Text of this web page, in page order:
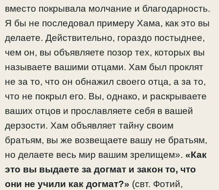
вместо покрывала молчание и благодарность.
Я бы не последовал примеру Хама, как это вы
делаете. Действительно, гораздо постыднее,
чем он, вы объявляете позор тех, которых вы
называете вашими отцами. Хам был проклят
не за то, что он обнажил своего отца, а за то,
что не покрыл его. Вы, однако, и раскрываете
ваших отцов и прославляете себя в вашей
дерзости. Хам объявляет тайну своим
братьям, вы же возвещаете вашу не братьям,
но делаете весь мир вашим зрелищем». «Как
это вы выдаете за догмат и закон то, что
они не учили как догмат?» (свт. Фотий,